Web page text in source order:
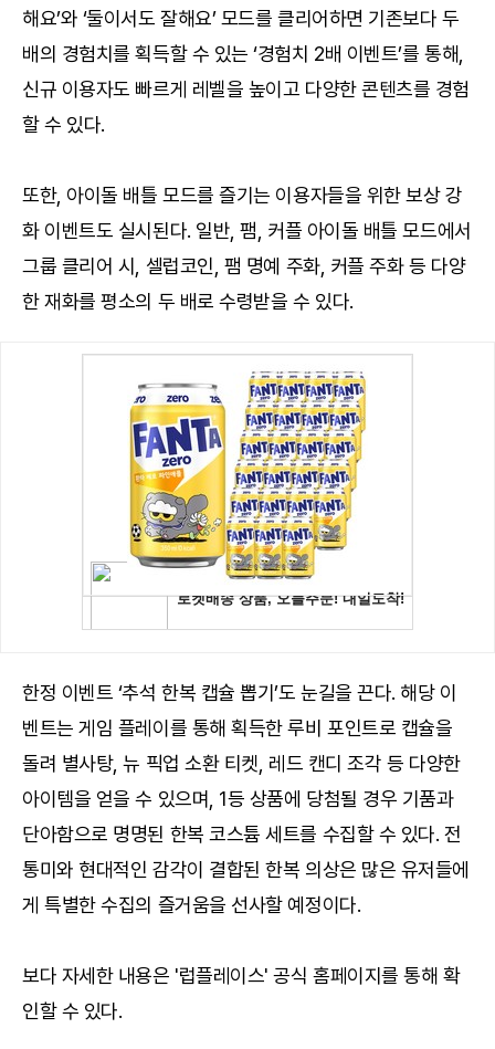
해요’와 ‘둘이서도 잘해요’ 모드를 클리어하면 기존보다 두
배의 경험치를 획득할 수 있는 ‘경험치 2배 이벤트’를 통해,
신규 이용자도 빠르게 레벨을 높이고 다양한 콘텐츠를 경험
할 수 있다.
또한, 아이돌 배틀 모드를 즐기는 이용자들을 위한 보상 강
화 이벤트도 실시된다. 일반, 팸, 커플 아이돌 배틀 모드에서
그룹 클리어 시, 셀럽코인, 팸 명예 주화, 커플 주화 등 다양
한 재화를 평소의 두 배로 수령받을 수 있다.
한정 이벤트 ‘추석 한복 캡슐 뽑기’도 눈길을 끈다. 해당 이
벤트는 게임 플레이를 통해 획득한 루비 포인트로 캡슐을
돌려 별사탕, 뉴 픽업 소환 티켓, 레드 캔디 조각 등 다양한
아이템을 얻을 수 있으며, 1등 상품에 당첨될 경우 기품과
단아함으로 명명된 한복 코스튬 세트를 수집할 수 있다. 전
통미와 현대적인 감각이 결합된 한복 의상은 많은 유저들에
게 특별한 수집의 즐거움을 선사할 예정이다.
보다 자세한 내용은 '럽플레이스' 공식 홈페이지를 통해 확
인할 수 있다.